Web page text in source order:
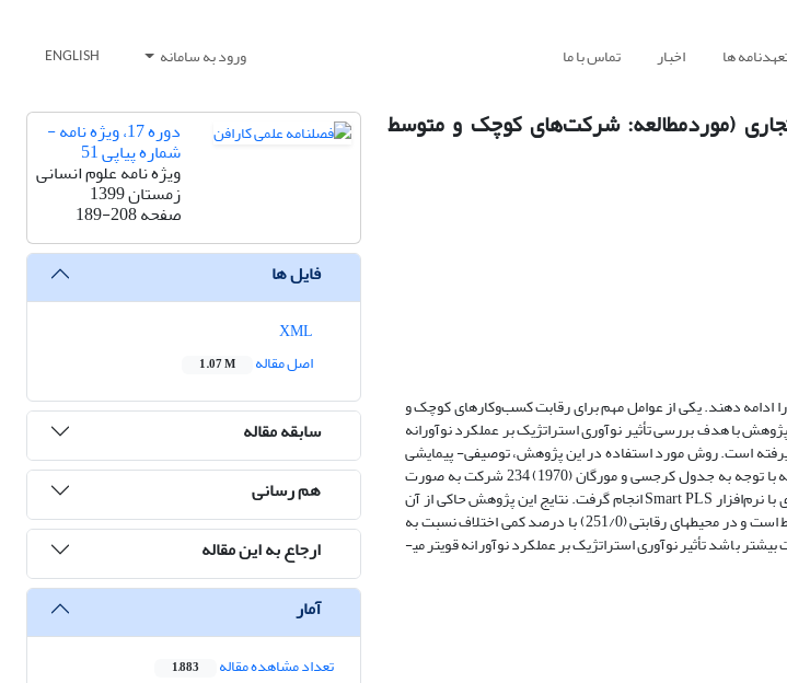
ها اخبار تماس با ما ورود به سامانه ENGLISH
(موردمطالعه: شرکت‌های کوچک و متوسط
را ادامه دهند. یکی از عوامل مهم برای رقابت کسب‌وکارهای کوچک و
با هدف بررسی تأثیر نوآوری استراتژیک بر عملکرد نوآورانه
است. روش مورد استفاده در این پژوهش، توصیفی- پیمایشی
است. جامعه آماری پژوهش شامل شرکت­های کوچک و متوسط صنعتی فعال در شهر کرمانشاه می­باشد (567 =N) که با توجه به جدول کرجسی و مورگان (1970) 234 شرکت به صورت
تصادفی ساده به‌عنوان نمونه انتخاب گردید. تجزیه­وتحلیل داده­ها با استفاده از روش مدل­سازی معادلات ساختاری با نرم‌افزار Smart PLS انجام گرفت. نتایج این پژوهش حاکی از آن
است که نوآوری استراتژیک بر عملکرد کسب‌وکارهای کوچک و متوسط به صورت مثبت و معنادار (263/0) در ارتباط است و در محیط­های رقابتی (251/0) با درصد کمی اختلاف نسبت به
محیط پویا (247/0)، نوآوری استراتژیک بر عملکرد نوآورانه تأثیر بیش­تری را نشان می­دهد؛ به گونه­ای که هرچه رقابت بیشتر باشد تأثیر نوآوری استراتژیک بر عملکرد نوآورانه قوی­تر می­
دوره 17، ویژه نامه -
شماره پیاپی 51
ویژه نامه علوم انسانی
زمستان 1399
صفحه189-208
فایل ها
اصل مقاله
1.07 M
سابقه مقاله
هم رسانی
ارجاع به این مقاله
آمار
تعداد مشاهده مقاله 1,883